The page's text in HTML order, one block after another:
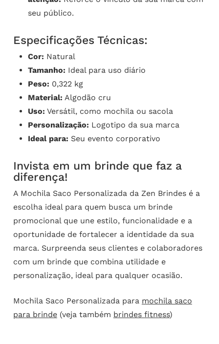
seu público.
Especificações Técnicas:
Cor: Natural
Tamanho: Ideal para uso diário
Peso: 0,322 kg
Material: Algodão cru
Uso: Versátil, como mochila ou sacola
Personalização: Logotipo da sua marca
Ideal para: Seu evento corporativo
Invista em um brinde que faz a
diferença!
A Mochila Saco Personalizada da Zen Brindes é a
escolha ideal para quem busca um brinde
promocional que une estilo, funcionalidade e a
oportunidade de fortalecer a identidade da sua
marca. Surpreenda seus clientes e colaboradores
com um brinde que combina utilidade e
personalização, ideal para qualquer ocasião.
Mochila Saco Personalizada para mochila saco
para brinde(veja também brindes fitness)